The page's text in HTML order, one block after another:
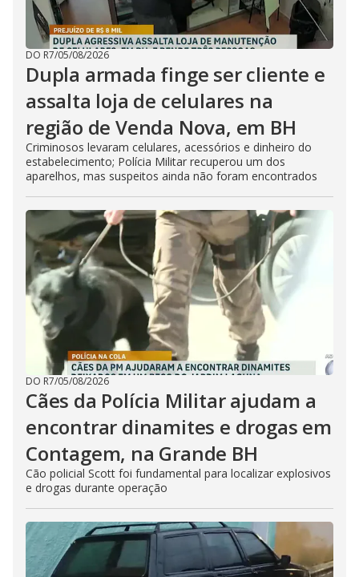
DO R7/05/08/2026
Dupla armada finge ser cliente e
assalta loja de celulares na
região de Venda Nova, em BH
Criminosos levaram celulares, acessórios e dinheiro do
estabelecimento; Polícia Militar recuperou um dos
aparelhos, mas suspeitos ainda não foram encontrados
DO R7/05/08/2026
Cães da Polícia Militar ajudam a
encontrar dinamites e drogas em
Contagem, na Grande BH
Cão policial Scott foi fundamental para localizar explosivos
e drogas durante operação